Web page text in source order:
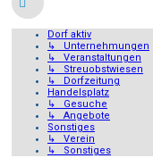
Dorf aktiv
↳ Unternehmungen
↳ Veranstaltungen
↳ Streuobstwiesen
↳ Dorfzeitung
Handelsplatz
↳ Gesuche
↳ Angebote
Sonstiges
↳ Verein
↳ Sonstiges